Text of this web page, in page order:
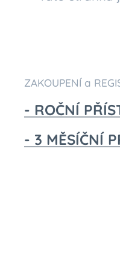
ZAKOUPENÍ a
- ROČNÍ
- 3 MĚSÍČNÍ